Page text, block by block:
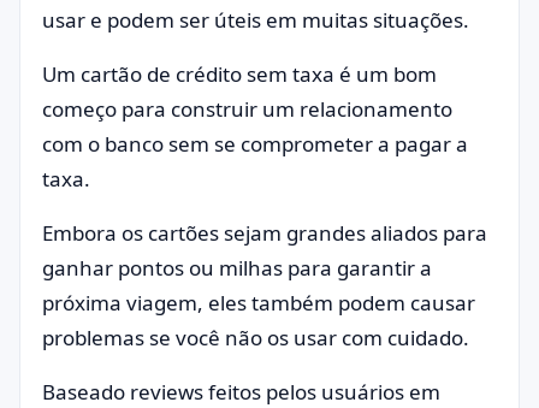
usar e podem ser úteis em muitas situações.
Um cartão de crédito sem taxa é um bom
começo para construir um relacionamento
com o banco sem se comprometer a pagar a
taxa.
Embora os cartões sejam grandes aliados para
ganhar pontos ou milhas para garantir a
próxima viagem, eles também podem causar
problemas se você não os usar com cuidado.
Baseado reviews feitos pelos usuários em